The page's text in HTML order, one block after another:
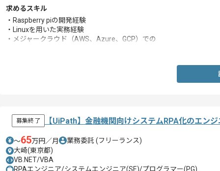
求めるスキル
・Raspberry piの開発経験
・Linuxを用いた実務経験
・メジャークラウド（AWS、Azure、GCP）での
募集終了 【UiPath】金融機関向けシステムRPA化のエン
〜65万円／月 業務委託 (フリーランス)
大崎(東京都)
VB.NET/VBA
RPAエンジニア/システムエンジニア(SE)/プログラマー(PG)